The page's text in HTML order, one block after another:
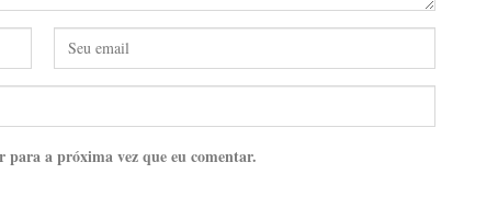
para a próxima vez que eu comentar.